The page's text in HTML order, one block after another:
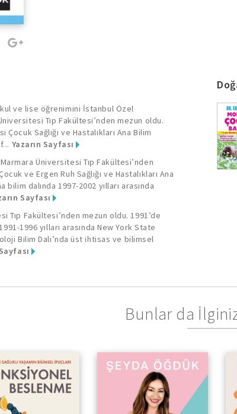
ve lise öğrenimini İstanbul Özel
Tıp Fakültesi’nden mezun oldu.
Sağlığı ve Hastalıkları Ana Bilim
Yazarın Sayfası
Üniversitesi Tıp Fakültesi’nden
ve Ergen Ruh Sağlığı ve Hastalıkları Ana
bilim dalında 1997-2002 yılları arasında
Sayfası
Fakültesi’nden mezun oldu. 1991’de
1996 yılları arasında New York State
Bilim Dalı’nda üst ihtisas ve bilimsel
Bunlar da